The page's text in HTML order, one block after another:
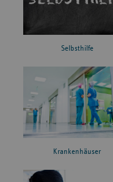
Selbsthilfe
Krankenhäuser